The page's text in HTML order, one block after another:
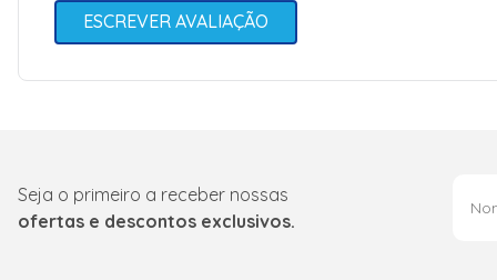
ESCREVER AVALIAÇÃO
Seja o primeiro a receber nossas
ofertas e descontos exclusivos.